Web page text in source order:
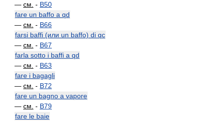
— см. - B50
fare un baffo a qd
— см. - B66
farsi baffi (или un baffo) di qc
— см. - B67
farla sotto i baffi a qd
— см. - B63
fare i bagagli
— см. - B72
fare un bagno a vapore
— см. - B79
fare le baie